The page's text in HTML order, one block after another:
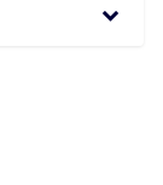
keyboard_arrow_down